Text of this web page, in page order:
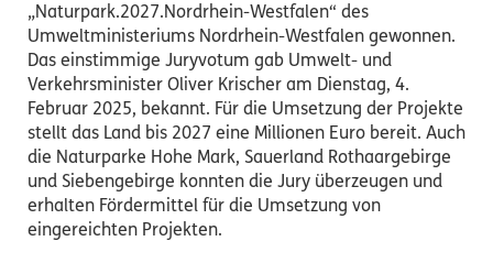
„Naturpark.2027.Nordrhein-Westfalen“ des
Umweltministeriums Nordrhein-Westfalen gewonnen.
Das einstimmige Juryvotum gab Umwelt- und
Verkehrsminister Oliver Krischer am Dienstag, 4.
Februar 2025, bekannt. Für die Umsetzung der Projekte
stellt das Land bis 2027 eine Millionen Euro bereit. Auch
die Naturparke Hohe Mark, Sauerland Rothaargebirge
und Siebengebirge konnten die Jury überzeugen und
erhalten Fördermittel für die Umsetzung von
eingereichten Projekten.